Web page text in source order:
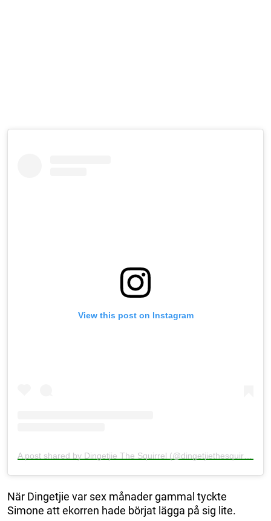
View this post on Instagram
A post shared by Dingetjie The Squirrel (@dingetjiethesquirrel)
När Dingetjie var sex månader gammal tyckte
Simone att ekorren hade börjat lägga på sig lite.